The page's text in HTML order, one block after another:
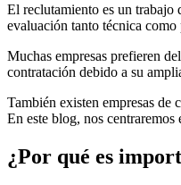
El reclutamiento es un trabajo
evaluación tanto técnica como
Muchas empresas prefieren
contratación debido a su
También existen empresas de
En este blog, nos
¿Por qué es